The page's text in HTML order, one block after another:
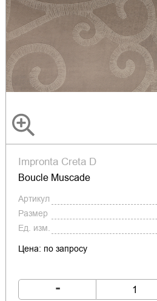
Impronta Creta D
Boucle Muscade
Артикул
Размер
Ед. изм.
Цена: по запросу
-